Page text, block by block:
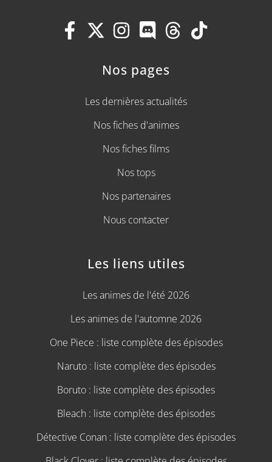
Nos pages
Les dernières actualités
Nos fiches d'animes
Nos fiches films
Nos tops
Nos partenaires
Nous contacter
Les liens utiles
Les animes de l'été 2026
Les animes de l'automne 2026
One Piece : liste complète des épisodes
Naruto : liste complète des épisodes
Boruto : liste complète des épisodes
Bleach : liste complète des épisodes
Détective Conan : liste complète des épisodes